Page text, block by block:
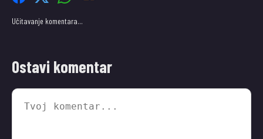
Učitavanje komentara…
Ostavi komentar